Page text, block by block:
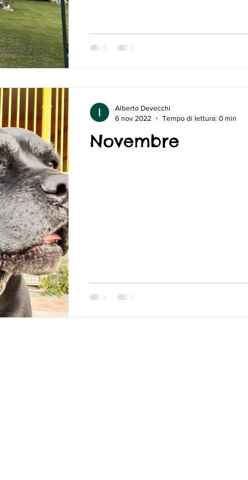
Novembre
Alberto Devecchi
6 nov 2022
Tempo di lettura: 0 min